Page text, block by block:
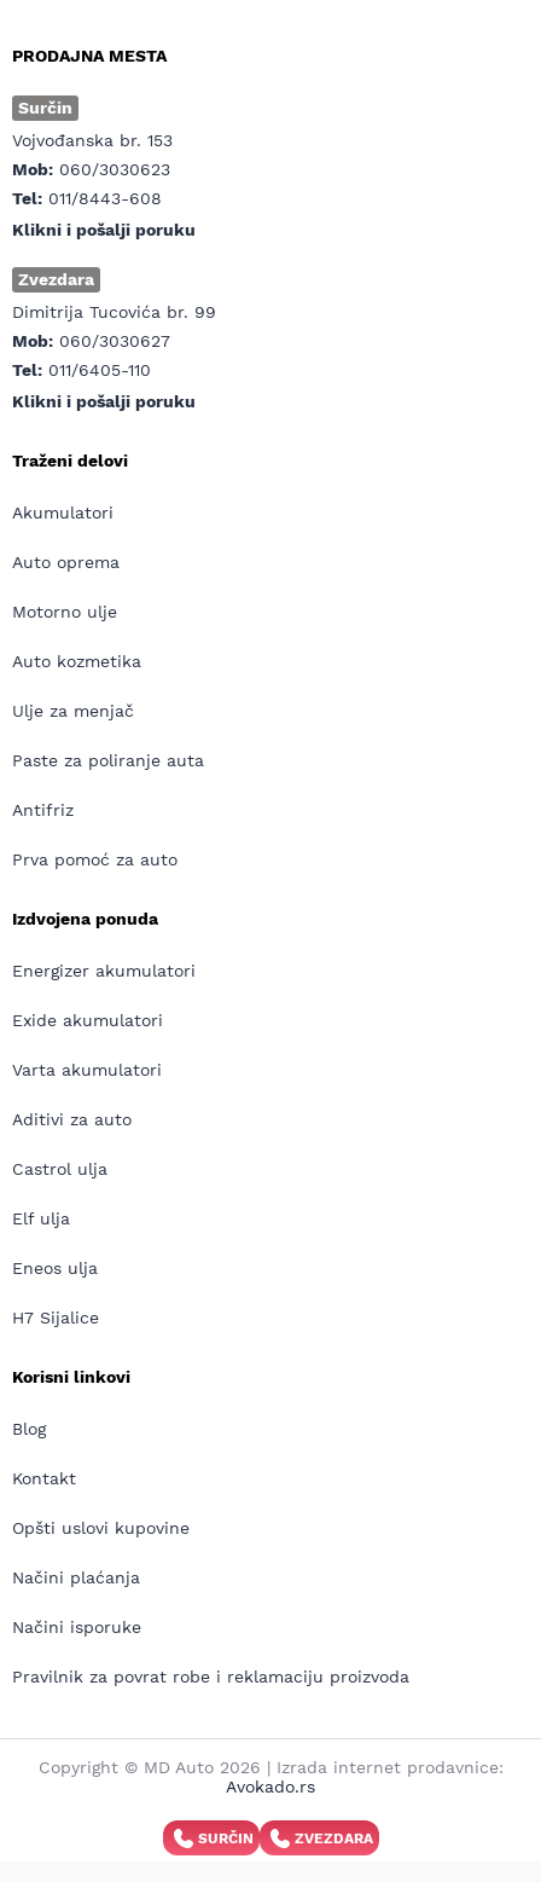
PRODAJNA MESTA
Surčin
Vojvođanska br. 153
Mob: 060/3030623
Tel: 011/8443-608
Klikni i pošalji poruku
Zvezdara
Dimitrija Tucovića br. 99
Mob: 060/3030627
Tel: 011/6405-110
Klikni i pošalji poruku
Traženi delovi
Akumulatori
Auto oprema
Motorno ulje
Auto kozmetika
Ulje za menjač
Paste za poliranje auta
Antifriz
Prva pomoć za auto
Izdvojena ponuda
Energizer akumulatori
Exide akumulatori
Varta akumulatori
Aditivi za auto
Castrol ulja
Elf ulja
Eneos ulja
H7 Sijalice
Korisni linkovi
Blog
Kontakt
Opšti uslovi kupovine
Načini plaćanja
Načini isporuke
Pravilnik za povrat robe i reklamaciju proizvoda
Copyright © MD Auto 2026 | Izrada internet prodavnice:
Avokado.rs
SURČIN ZVEZDARA